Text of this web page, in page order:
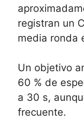
registran un
media ronda
Un objetivo
60 % de
a 30 s,
frecuente.